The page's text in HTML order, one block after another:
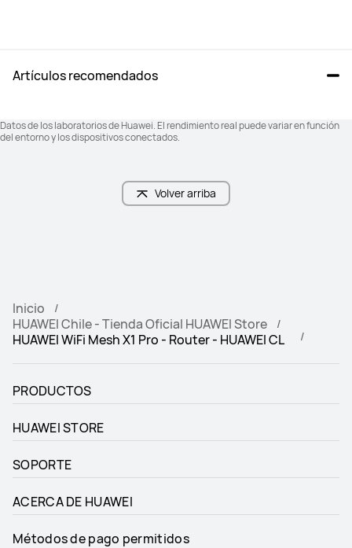
Artículos recomendados
Datos de los laboratorios de Huawei. El rendimiento real puede variar en función
del entorno y los dispositivos conectados.
Volver arriba
Inicio
HUAWEI Chile - Tienda Oficial HUAWEI Store
HUAWEI WiFi Mesh X1 Pro - Router - HUAWEI CL
PRODUCTOS
HUAWEI STORE
SOPORTE
ACERCA DE HUAWEI
Métodos de pago permitidos